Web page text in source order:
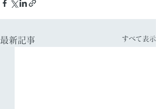
最新記事 すべて表示